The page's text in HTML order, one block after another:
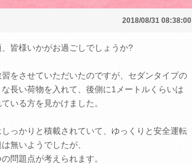
2018/08/31 08:38:00
皆様いかがお過ごしでしょうか?
をさせていただいたのですが、セダンタイプの
長い荷物を入れて、後側に1メートルくらいは
いる方を見かけました。
っかりと積載されていて、ゆっくりと安全運転
無いようでしたが、
問題点が考えられます。